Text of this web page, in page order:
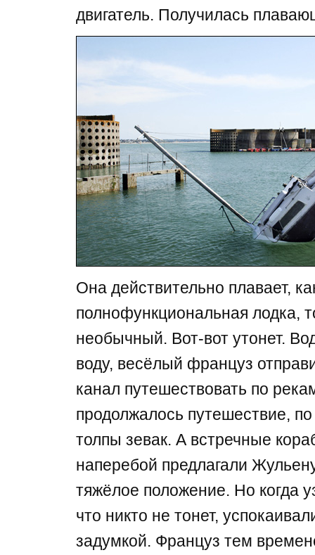
двигатель. Получилась
Она действительно плавает,
полнофункциональная лодка,
необычный. Вот-вот утонет.
воду, весёлый француз
канал путешествовать по
продолжалось путешествие,
толпы зевак. А встречные
наперебой предлагали
тяжёлое положение. Но когда
что никто не тонет,
задумкой. Француз тем